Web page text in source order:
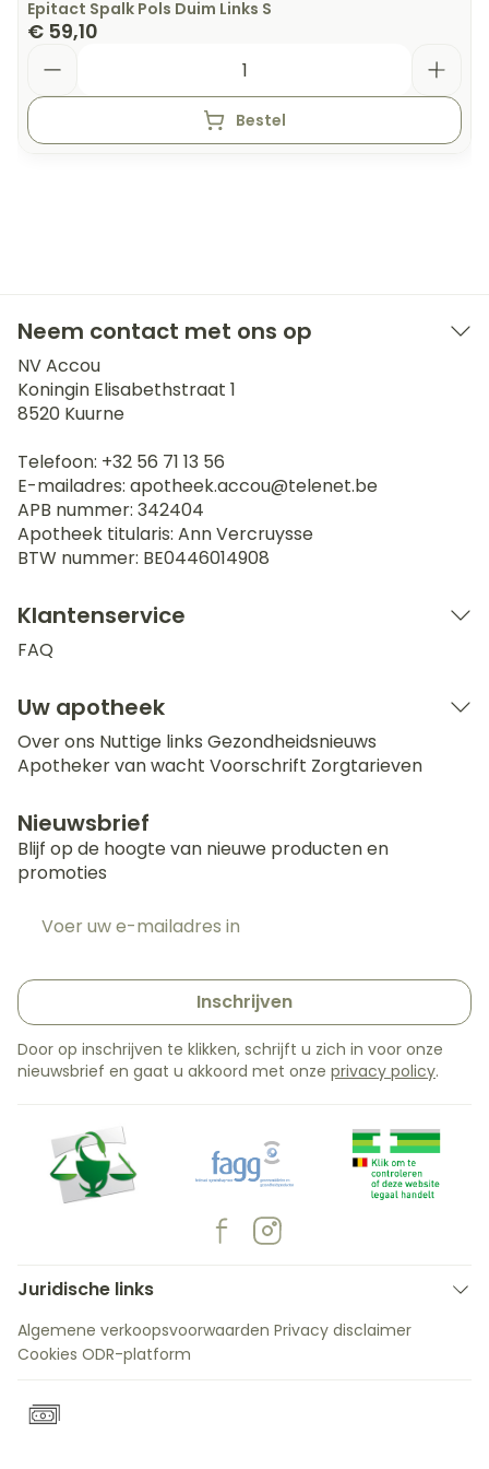
Epitact Spalk Pols Duim Links S
€ 59,10
Bestel
Neem contact met ons op
NV Accou
Koningin Elisabethstraat 1
8520 Kuurne
Telefoon: +32 56 71 13 56
E-mailadres: apotheek.accou@telenet.be
APB nummer: 342404
Apotheek titularis: Ann Vercruysse
BTW nummer: BE0446014908
Klantenservice
FAQ
Uw apotheek
Over ons Nuttige links Gezondheidsnieuws
Apotheker van wacht Voorschrift Zorgtarieven
Nieuwsbrief
Blijf op de hoogte van nieuwe producten en
promoties
Inschrijven
Door op inschrijven te klikken, schrijft u zich in voor onze
nieuwsbrief en gaat u akkoord met onze privacy policy.
Juridische links
Algemene verkoopsvoorwaarden Privacy disclaimer
Cookies ODR-platform